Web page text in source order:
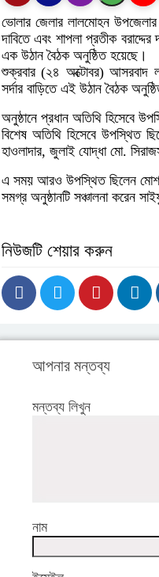
ভোলার জেলার লালমোহন
দাবিতে এবং শাপলা প্রতীক
এক উঠান বৈঠক অনুষ্ঠিত হয়েছে।
শুক্রবার (২৪ অক্টোবর) আসরবাদ
সর্দার বাড়িতে এই উঠান বৈঠক
অনুষ্ঠানে প্রধান অতিথি হিসেবে
বিশেষ অতিথি হিসেবে উপস্থিত
হাওলাদার, জুলাই যোদ্ধা মো.
এ সময় আরও উপস্থিত ছিলেন
সমগ্র অনুষ্ঠানটি সঞ্চালনা করেন
নিউজটি শেয়ার করুন
আপনার মন্তব্য
মন্তব্য লিখুন
নাম